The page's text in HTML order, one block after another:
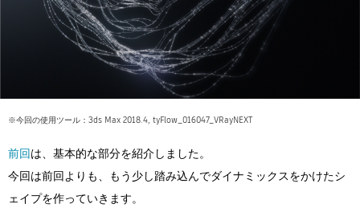
Flow Production Tracking（旧ShotGrid）
Flow Studio
※今回の使用ツール：3ds Max 2018.4, tyFlow_016047_VRayNEXT
前回は、基本的な部分を紹介しました。
今回は前回よりも、もう少し踏み込んでダイナミックスをかけたシ
ェイプを作っていきます。